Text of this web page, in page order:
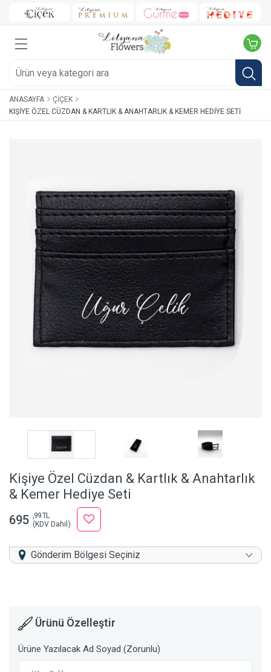
ANASAYFA
ÇIÇEK
KIŞIYE ÖZEL CÜZDAN & KARTLIK & ANAHTARLIK & KEMER HEDIYE SETI
Kişiye Özel Cüzdan & Kartlık & Anahtarlık
& Kemer Hediye Seti
695 ,99 TL
(KDV Dahil)
Gönderim Bölgesi Seçiniz
Ürünü Özelleştir
Ürüne Yazılacak Ad Soyad (Zorunlu)